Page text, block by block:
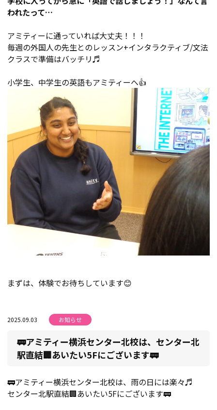
われたって…
アミティーに通っていれば大丈夫！！！
毎週の外国人の先生とのレッスン+インタラクティブ/文法
クラスで準備はバッチリ♬
小学生、中学生の英語もアミティーへ👍
まずは、体験でお待ちしています😊
2025.09.03 お知らせ
🚃アミティー横浜センター北校は、センター北
駅直結🏢あいたい5Fにございます🚃
🚃アミティー横浜センター北校は、雨の日には楽々♬
センター北駅直結🏢あいたい5Fにございます🚃